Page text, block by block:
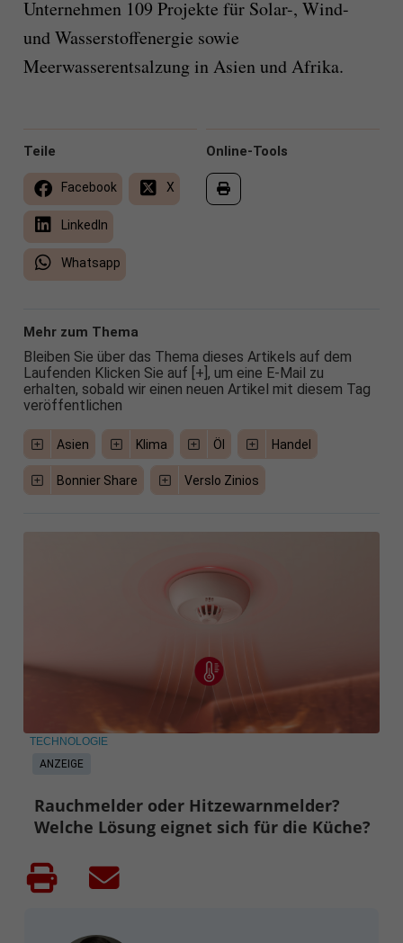
Unternehmen 109 Projekte für Solar-, Wind-
und Wasserstoffenergie sowie
Meerwasserentsalzung in Asien und Afrika.
Online-Tools
Teile
Facebook X
LinkedIn
Whatsapp
Mehr zum Thema
Bleiben Sie über das Thema dieses Artikels auf dem
Laufenden Klicken Sie auf [+], um eine E-Mail zu
erhalten, sobald wir einen neuen Artikel mit diesem Tag
veröffentlichen
Asien Klima Öl Handel
Bonnier Share Verslo Zinios
ANZEIGE
TECHNOLOGIE
Rauchmelder oder Hitzewarnmelder?
Welche Lösung eignet sich für die Küche?